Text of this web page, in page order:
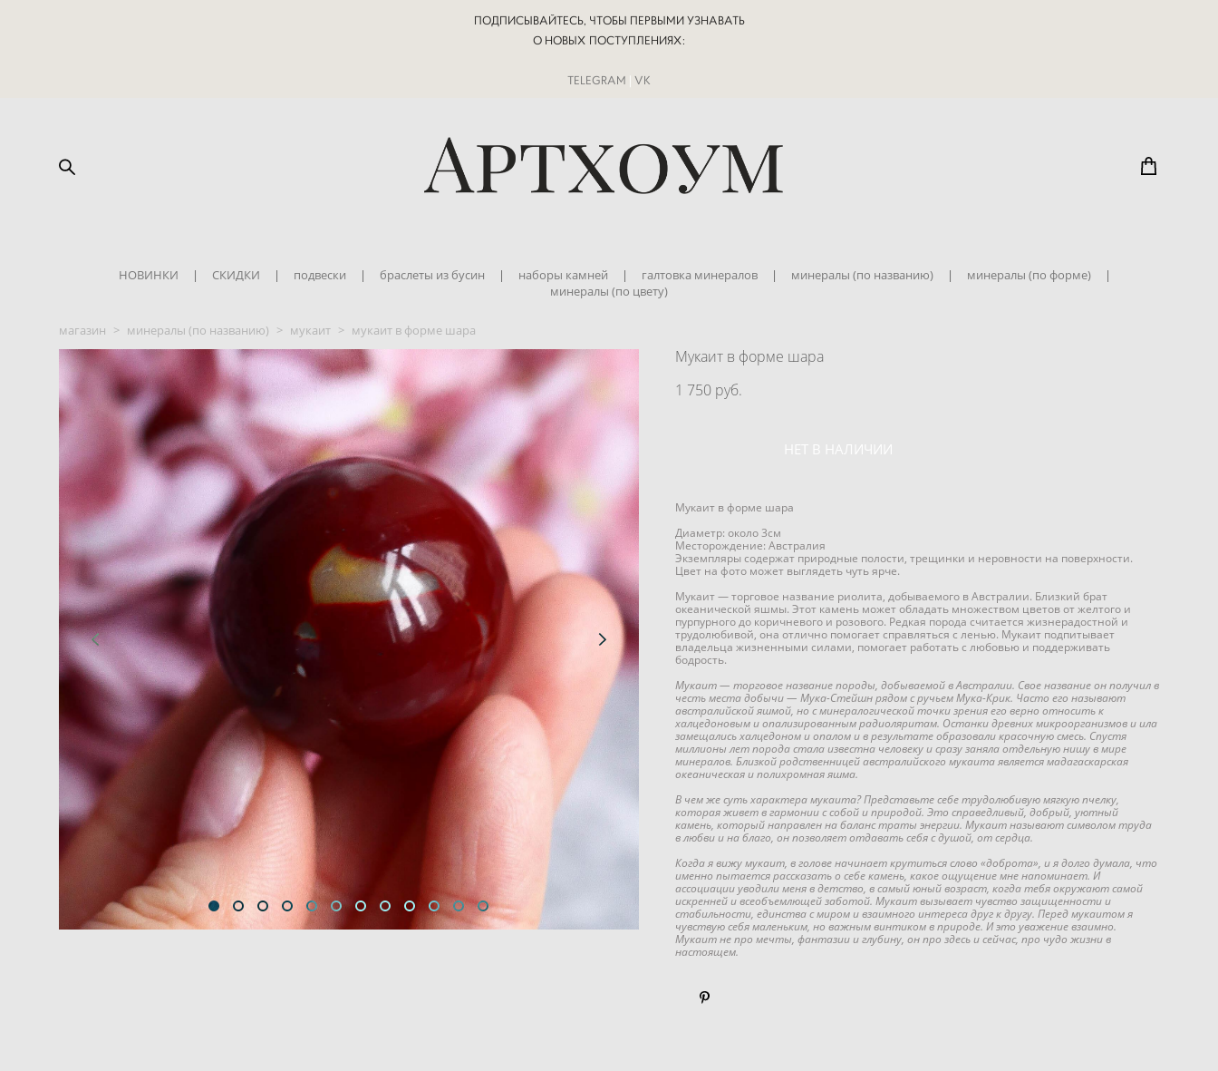
ПОДПИСЫВАЙТЕСЬ, ЧТОБЫ ПЕРВЫМИ УЗНАВАТЬ
О НОВЫХ ПОСТУПЛЕНИЯХ:
TELEGRAM | VK
НОВИНКИ | СКИДКИ | подвески | браслеты из бусин | наборы камней | галтовка минералов | минералы (по названию) | минералы (по форме)
|
минералы (по цвету)
магазин > минералы (по названию) > мукаит > мукаит в форме шара
Мукаит в форме шара
1 750 pуб.
НЕТ В НАЛИЧИИ
Мукаит в форме шара
Диаметр: около 3см
Месторождение: Австралия
Экземпляры содержат природные полости, трещинки и неровности на поверхности.
Цвет на фото может выглядеть чуть ярче.
Мукаит — торговое название риолита, добываемого в Австралии. Близкий брат
океанической яшмы. Этот камень может обладать множеством цветов от желтого и
пурпурного до коричневого и розового. Редкая порода считается жизнерадостной и
трудолюбивой, она отлично помогает справляться с ленью. Мукаит подпитывает
владельца жизненными силами, помогает работать с любовью и поддерживать
бодрость.
Мукаит — торговое название породы, добываемой в Австралии. Свое название он получил в
честь места добычи — Мука-Стейшн рядом с ручьем Мука-Крик. Часто его называют
австралийской яшмой, но с минералогической точки зрения его верно относить к
халцедоновым и опализированным радиоляритам. Останки древних микроорганизмов и ила
замещались халцедоном и опалом и в результате образовали красочную смесь. Спустя
миллионы лет порода стала известна человеку и сразу заняла отдельную нишу в мире
минералов. Близкой родственницей австралийского мукаита является мадагаскарская
океаническая и полихромная яшма.
В чем же суть характера мукаита? Представьте себе трудолюбивую мягкую пчелку,
которая живет в гармонии с собой и природой. Это справедливый, добрый, уютный
камень, который направлен на баланс траты энергии. Мукаит называют символом труда
в любви и на благо, он позволяет отдавать себя с душой, от сердца.
Когда я вижу мукаит, в голове начинает крутиться слово «доброта», и я долго думала, что
именно пытается рассказать о себе камень, какое ощущение мне напоминает. И
ассоциации уводили меня в детство, в самый юный возраст, когда тебя окружают самой
искренней и всеобъемлющей заботой. Мукаит вызывает чувство защищенности и
стабильности, единства с миром и взаимного интереса друг к другу. Перед мукаитом я
чувствую себя маленьким, но важным винтиком в природе. И это уважение взаимно.
Мукаит не про мечты, фантазии и глубину, он про здесь и сейчас, про чудо жизни в
настоящем.